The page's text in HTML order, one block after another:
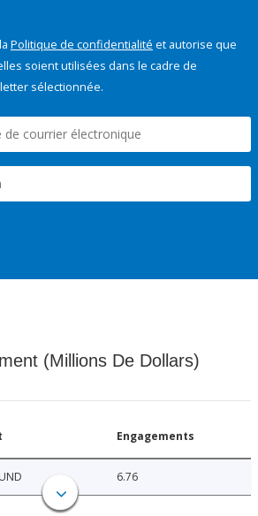
Politique de confidentialité et autorise que
soient utilisées dans le cadre de
sélectionnée.
(Millions De Dollars)
Engagements
6.76